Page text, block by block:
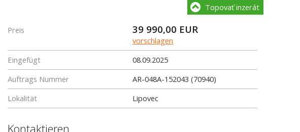
Topovať inzerát
Preis 39 990,00 EUR
vorschlagen
Eingefügt
08.09.2025
Auftrags Nummer
AR-048A-152043 (70940)
Lokalität
Lipovec
Kontaktieren